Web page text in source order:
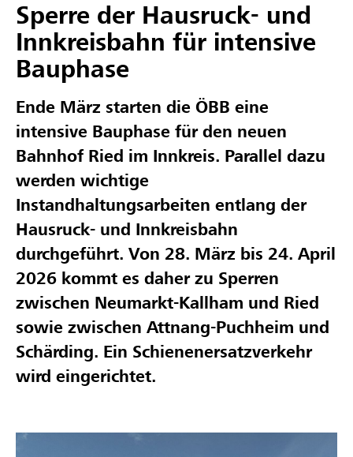
Sperre der Hausruck- und
Innkreisbahn für intensive
Bauphase
Ende März starten die ÖBB eine
intensive Bauphase für den neuen
Bahnhof Ried im Innkreis. Parallel dazu
werden wichtige
Instandhaltungsarbeiten entlang der
Hausruck- und Innkreisbahn
durchgeführt. Von 28. März bis 24. April
2026 kommt es daher zu Sperren
zwischen Neumarkt-Kallham und Ried
sowie zwischen Attnang-Puchheim und
Schärding. Ein Schienenersatzverkehr
wird eingerichtet.